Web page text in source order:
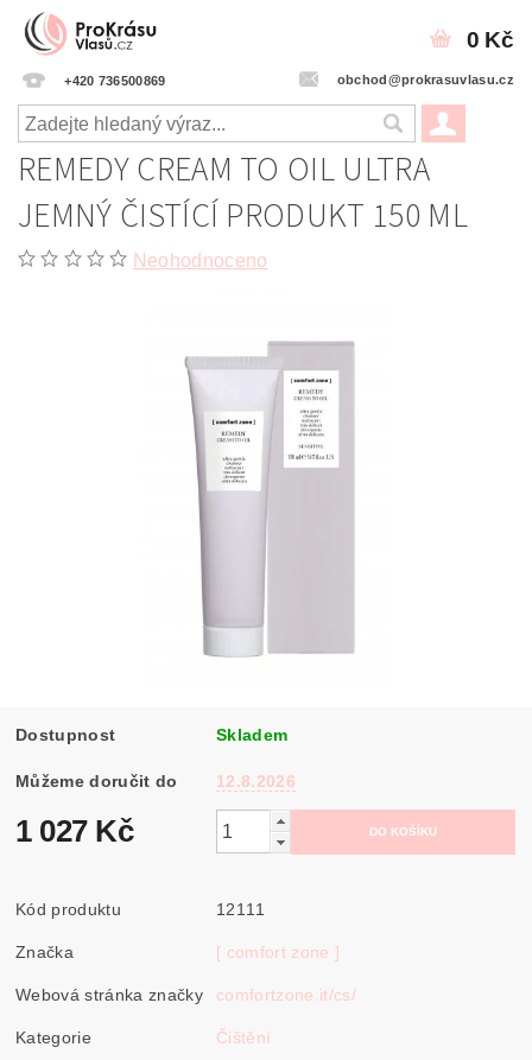
+420 736500869 obchod@prokrasuvlasu.cz
0 Kč
REMEDY CREAM TO OIL ULTRA
JEMNÝ ČISTÍCÍ PRODUKT 150 ML
Neohodnoceno
Dostupnost Skladem
Můžeme doručit do 12.8.2026
1 027 Kč
Kód produktu 12111
Značka [ comfort zone ]
Webová stránka značky comfortzone.it/cs/
Kategorie Čištění